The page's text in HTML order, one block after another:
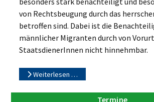
von Rechtsbeugung durch das
betroffen sind. Dabei ist die
männlicher Migranten durch von
StaatsdienerInnen nicht hinnehmbar.
Weiterlesen …
Termine